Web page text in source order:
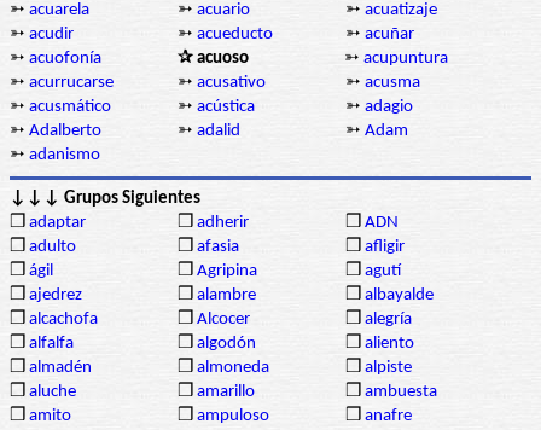
➳ acuarela ➳ acuario ➳ acuatizaje
➳ acudir ➳ acueducto ➳ acuñar
➳ acuofonía ✰ acuoso ➳ acupuntura
➳ acurrucarse ➳ acusativo ➳ acusma
➳ acusmático ➳ acústica ➳ adagio
➳ Adalberto ➳ adalid ➳ Adam
➳ adanismo
↓↓↓ Grupos Siguientes
❒ adaptar ❒ adherir ❒ ADN
❒ adulto ❒ afasia ❒ afligir
❒ ágil ❒ Agripina ❒ agutí
❒ ajedrez ❒ alambre ❒ albayalde
❒ alcachofa ❒ Alcocer ❒ alegría
❒ alfalfa ❒ algodón ❒ aliento
❒ almadén ❒ almoneda ❒ alpiste
❒ aluche ❒ amarillo ❒ ambuesta
❒ amito ❒ ampuloso ❒ anafre